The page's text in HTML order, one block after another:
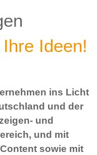
Ideen!
ins Licht
und der
und
und mit
sowie mit